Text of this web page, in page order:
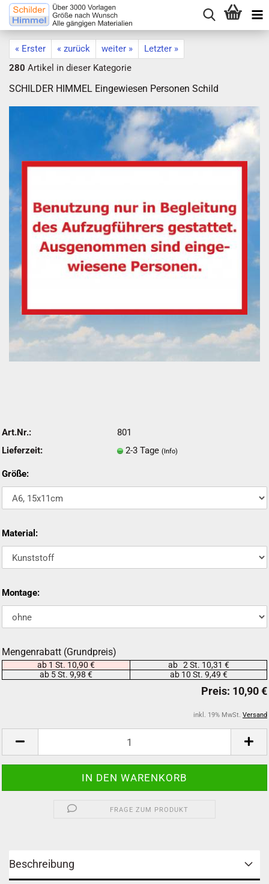
« Erster « zurück weiter »
Letzter »
280 Artikel in dieser Kategorie
SCHILDER HIMMEL Eingewiesen Personen Schild
Art.Nr.:
801
Lieferzeit:
2-3 Tage (Info)
Größe:
Material:
Montage:
Mengenrabatt (Grundpreis)
ab 1 St. 10,90 €
ab 2 St. 10,31 €
ab 5 St. 9,98 €
ab 10 St. 9,49 €
inkl. 19% MwSt. Versand
FRAGE ZUM PRODUKT
Beschreibung